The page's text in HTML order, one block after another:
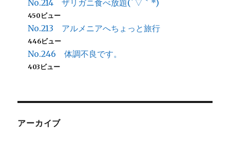
No.214 ザリガニ食べ放題(´▽｀*)
450ビュー
No.213 アルメニアへちょっと旅行
446ビュー
No.246 体調不良です。
403ビュー
アーカイブ